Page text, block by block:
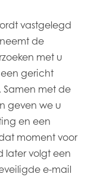
vastgelegd
de
met u
gericht
met de
geven we u
en een
moment voor
later volgt een
e-mail